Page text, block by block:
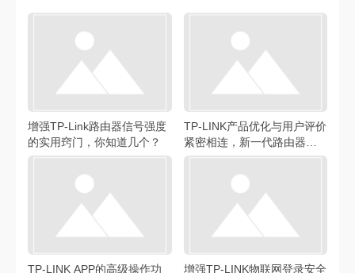
增强TP-Link路由器信号强度
的实用窍门，你知道几个？
TP-LINK产品优化与用户评价
紧密相连，新一代路由器获
认可
TP-LINK APP的高级操作功
增强TP-LINK物联网登录安全